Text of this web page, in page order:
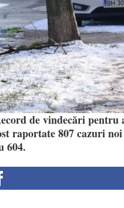
de vindecări pentru
raportate 807 cazuri
604.